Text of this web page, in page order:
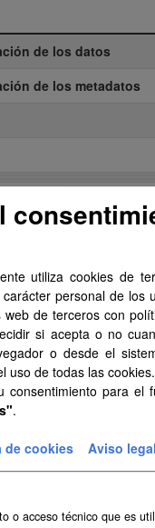
de los datos
de los metadatos
utiliza cookies de
personal de los
de terceros con
si acepta o no
o desde el
uso de todas las
consentimiento para el
.
de cookies Aviso legal
o acceso técnico que es